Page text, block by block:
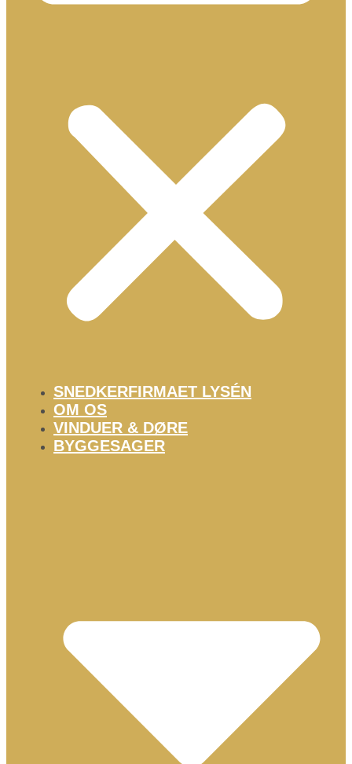
SNEDKERFIRMAET LYSÉN
OM OS
VINDUER & DØRE
BYGGESAGER